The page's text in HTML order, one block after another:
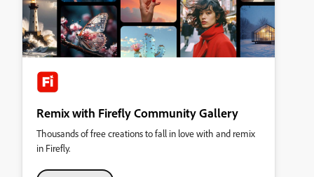
Remix with Firefly Community Gallery
Thousands of free creations to fall in love with and remix
in Firefly.